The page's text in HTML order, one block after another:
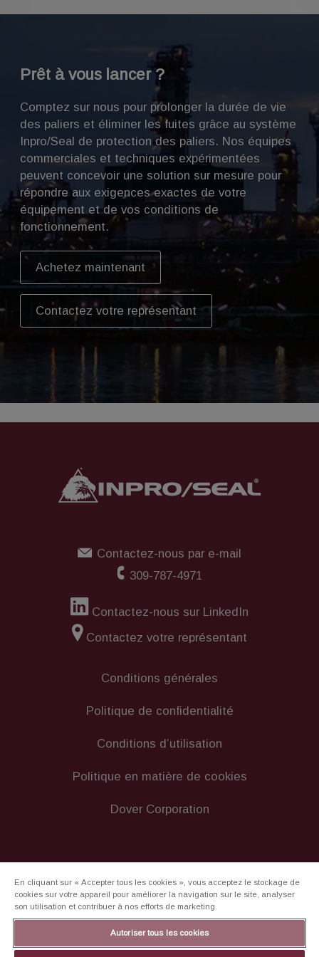
l’Isolateur de palier au-delà de
l’épaulement s’il est présent.
Lubrifiez légèrement l'arbre avec le
lubrifiant fourni.
Faites glisser le couvercle avec le joint
labyrinthe installé sur l'arbre et mettez-le
en place en appuyant sur la face extérieure
du joint labyrinthe, et non sur le couvercle.
Cela empêche la séparation du rotor/stator
et garantit que le joint labyrinthe reste bien
en place dans le couvercle.
Une fois l'équipement assemblé, vérifiez
que l'arbre tourne librement et que le rotor
du joint labyrinthe tourne correctement
être installés sur des pompes, des
moteurs, des paliers à semelle, des
réducteurs et toute une série d'autres
équipements ou des conceptions plus
complexes, visitez le sitewww.inpro-
seal.comou
Prêt à vous lancer ?
Comptez sur nous pour prolonger la durée de vie
des paliers et éliminer les fuites grâce au système
Inpro/Seal de protection des paliers. Nos équipes
commerciales et techniques expérimentées
peuvent concevoir une solution sur mesure pour
répondre aux exigences exactes de votre
équipement et de vos conditions de
fonctionnement.
Achetez maintenant
Contactez votre représentant
Contactez-nous par e-mail
309-787-4971
Contactez-nous sur LinkedIn
Contactez votre représentant
Conditions générales
Politique de confidentialité
Conditions d’utilisation
Politique en matière de cookies
Dover Corporation
En cliquant sur « Accepter tous les cookies », vous acceptez le stockage de
cookies sur votre appareil pour améliorer la navigation sur le site, analyser
son utilisation et contribuer à nos efforts de marketing.
Autoriser tous les cookies